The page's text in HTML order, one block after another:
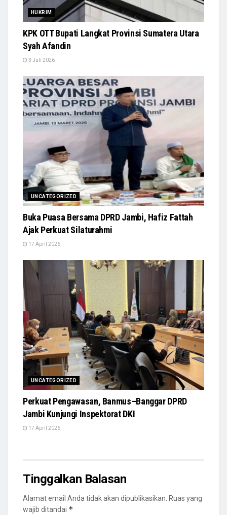
HUKRIM
KPK OTT Bupati Langkat Provinsi Sumatera Utara
Syah Afandin
3 Juli 2026
UNCATEGORIZED
Buka Puasa Bersama DPRD Jambi, Hafiz Fattah
Ajak Perkuat Silaturahmi
17 April 2026
UNCATEGORIZED
Perkuat Pengawasan, Banmus–Banggar DPRD
Jambi Kunjungi Inspektorat DKI
17 April 2026
Tinggalkan Balasan
Alamat email Anda tidak akan dipublikasikan. Ruas yang
wajib ditandai *